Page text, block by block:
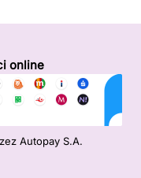
online
Autopay S.A.